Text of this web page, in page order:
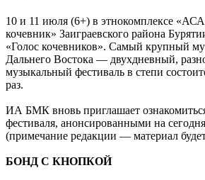
10 и 11 июля (6+) в этнокомплексе
кочевник» Заиграевского района
«Голос кочевников». Самый крупный
Дальнего Востока — двухдневный,
музыкальный фестиваль в степи
раз.
ИА БМК вновь приглашает
фестиваля, анонсированными на
(примечание редакции — материал
БОНД С КНОПКОЙ